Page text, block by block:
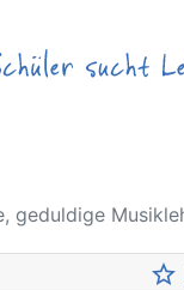
geduldige
star_border